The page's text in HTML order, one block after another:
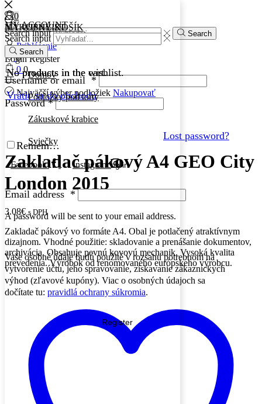
Search input Search
Prihlásenie
MY ACCOUNT
LoginRegister
Username or email *
Password*
Lost password?
Remember Me
Log in
Email address *
A password will be sent to your email address.
Vaše osobné údaje budú použité v rozsahu potrebnom na
vytvorenie účtu, jeho spravovanie, získavanie zákazníckych
výhod (zľavové kupóny). Viac o osobných údajoch sa
dočítate tu: pravidlá ochrany súkromia.
Register
0
0
MY WISHLIST
No products in the wishlist.
00
0
NÁKUPNÝ KOŠÍK
No products in the cart.
Vrátiť sa do obchodu
Search input
Search
Domov
Podložky pod torty
Zákuskové krabice
Sviečky
Facebook Instagram
Najväčší výber podložiek Nakupovať
Zakladač pákový A4 GEO City
London 2015
3.08€ s DPH
Zakladač pákový vo formáte A4. Obal je potlačený atraktívnym
dizajnom. Vhodné použitie: skladovanie a prenášanie dokumentov,
archivácia. Obsahuje pevnú kovovú mechanik. Vysoká kvalita
prevedenia. Výrobok od renomovaného európskeho výrobcu.